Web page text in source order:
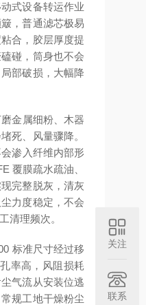
式设备转运作业
，普通滤芯极易
合，胶层厚度提
碰，筒身也不会
部破损，大幅降
金属细粉、木器
死、风量骤降。
渗入纤维内部形
覆膜疏水疏油、
完整脱灰，清灰
力度稳定，不会
清理频次。
标准尺寸经过移
率高，风阻损耗
气流从安装位逃
规工地干燥粉尘
关注
联系